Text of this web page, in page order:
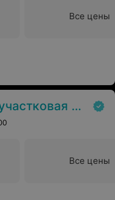
Все цены
больница
Все цены